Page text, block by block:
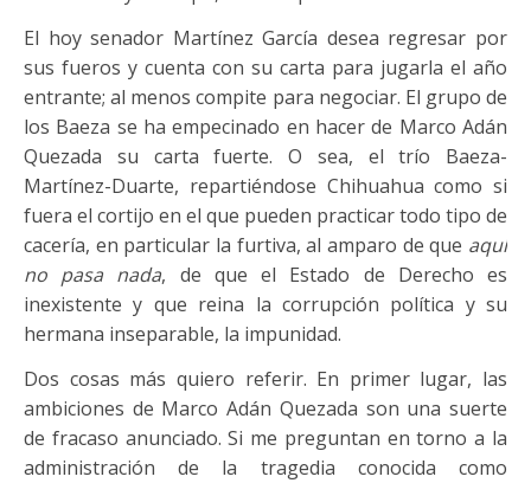
El hoy senador Martínez García desea regresar por
sus fueros y cuenta con su carta para jugarla el año
entrante; al menos compite para negociar. El grupo de
los Baeza se ha empecinado en hacer de Marco Adán
Quezada su carta fuerte. O sea, el trío Baeza-
Martínez-Duarte, repartiéndose Chihuahua como si
fuera el cortijo en el que pueden practicar todo tipo de
cacería, en particular la furtiva, al amparo de que aquí
no pasa nada, de que el Estado de Derecho es
inexistente y que reina la corrupción política y su
hermana inseparable, la impunidad.
Dos cosas más quiero referir. En primer lugar, las
ambiciones de Marco Adán Quezada son una suerte
de fracaso anunciado. Si me preguntan en torno a la
administración de la tragedia conocida como